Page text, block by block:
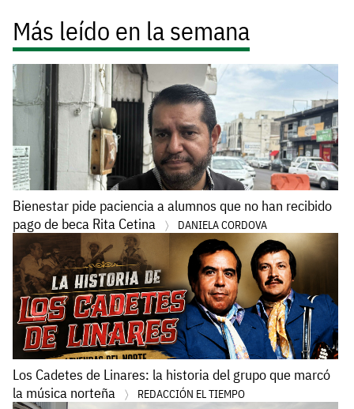
Más leído en la semana
Bienestar pide paciencia a alumnos que no han recibido
pago de beca Rita Cetina
DANIELA CORDOVA
Los Cadetes de Linares: la historia del grupo que marcó
la música norteña
REDACCIÓN EL TIEMPO